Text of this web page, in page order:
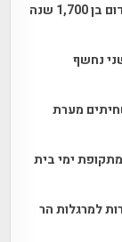
שנה
נחשף
מערת
ימי בית
למרגלות הר